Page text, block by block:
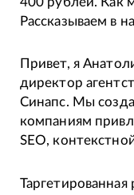
Рассказываем в
Привет, я
директор
Синапс. Мы
компаниям
SEO,